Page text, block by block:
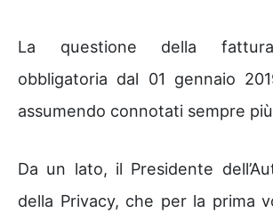
La questione della
obbligatoria dal 01 gennaio
assumendo connotati sempre
Da un lato, il Presidente
della Privacy, che per la prima